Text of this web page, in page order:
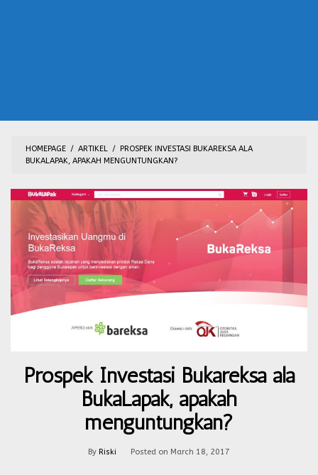
HOMEPAGE / ARTIKEL / PROSPEK INVESTASI BUKAREKSA ALA
BUKALAPAK, APAKAH MENGUNTUNGKAN?
Prospek Investasi Bukareksa ala
BukaLapak, apakah
menguntungkan?
By Riski Posted on March 18, 2017